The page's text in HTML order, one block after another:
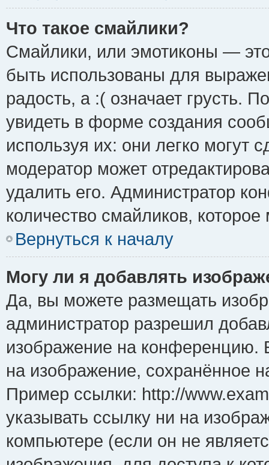
Что такое смайлики?
Смайлики, или эмотиконы —
быть использованы для
радость, а :( означает грусть.
увидеть в форме создания
используя их: они легко могут
модератор может
удалить его. Администратор
количество смайликов,
Вернуться к началу
Могу ли я добавлять
Да, вы можете размещать
администратор разрешил
изображение на конференцию.
на изображение, сохранённое
Пример ссылки: http://
указывать ссылку ни на
компьютере (если он не